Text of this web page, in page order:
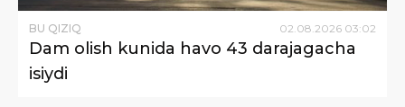
BU QIZIQ 02 08 2026 03:02
Dam olish kunida havo 43 darajagacha
isiydi